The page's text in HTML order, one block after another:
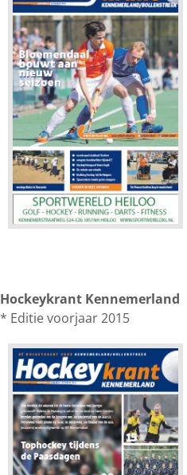
Hockeykrant Kennemerland
* Editie voorjaar 2015